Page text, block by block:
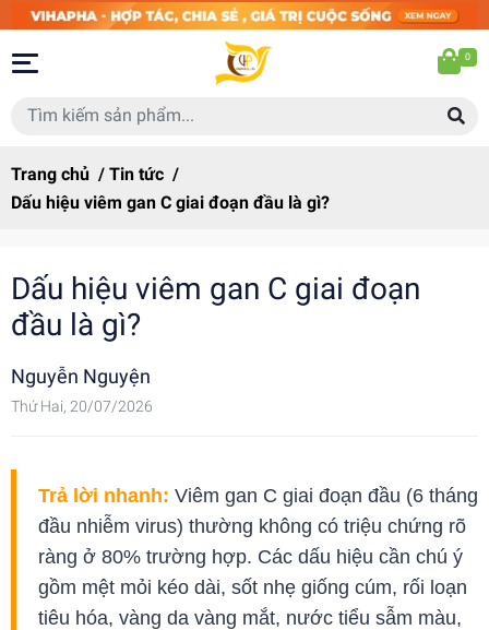
0
Trang chủ / Tin tức /
Dấu hiệu viêm gan C giai đoạn đầu là gì?
Dấu hiệu viêm gan C giai đoạn
đầu là gì?
Nguyễn Nguyện
Thứ Hai, 20/07/2026
Trả lời nhanh: Viêm gan C giai đoạn đầu (6 tháng
đầu nhiễm virus) thường không có triệu chứng rõ
ràng ở 80% trường hợp. Các dấu hiệu cần chú ý
gồm mệt mỏi kéo dài, sốt nhẹ giống cúm, rối loạn
tiêu hóa, vàng da vàng mắt, nước tiểu sẫm màu,